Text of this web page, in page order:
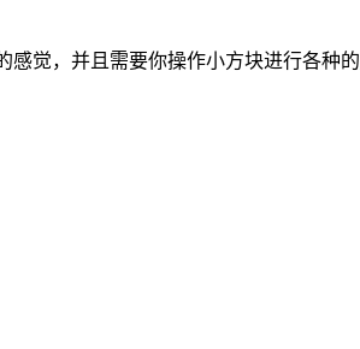
感觉，并且需要你操作小方块进行各种的